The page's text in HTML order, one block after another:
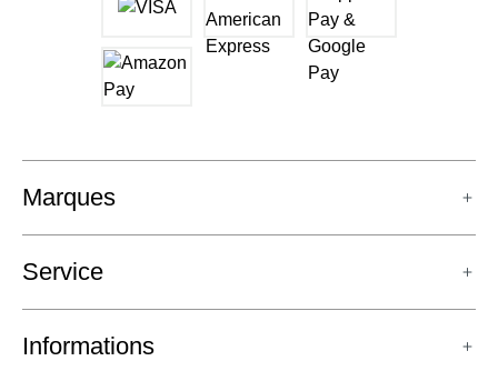
Marques
Service
Informations